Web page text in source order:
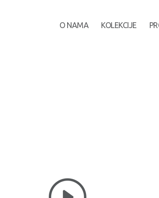
O NAMA KOLEKCIJE